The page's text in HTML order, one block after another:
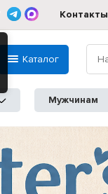
Контакты
Каталог
Мужчинам